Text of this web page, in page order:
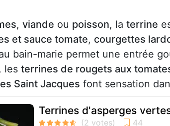
, viande ou poisson, la terrine
et sauce tomate, courgettes
bain-marie permet une entrée
les terrines de rougets aux
Saint Jacques font sensation
Terrines d'asperges